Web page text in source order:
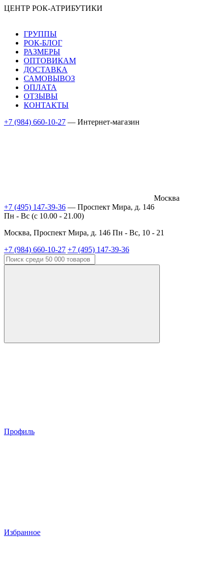
ЦЕНТР РОК-АТРИБУТИКИ
ГРУППЫ
РОК-БЛОГ
РАЗМЕРЫ
ОПТОВИКАМ
ДОСТАВКА
САМОВЫВОЗ
ОПЛАТА
ОТЗЫВЫ
КОНТАКТЫ
+7 (984) 660-10-27 — Интернет-магазин
Москва
+7 (495) 147-39-36 — Проспект Мира, д. 146
Пн - Вс (c 10.00 - 21.00)
Москва, Проспект Мира, д. 146 Пн - Вс, 10 - 21
+7 (984) 660-10-27 +7 (495) 147-39-36
Профиль
Избранное